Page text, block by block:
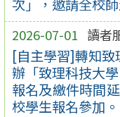
次」，邀請全校
2026-07-01 讀者
[自主學習]轉知
辦「致理科技大
報名及繳件時間
校學生報名參加。